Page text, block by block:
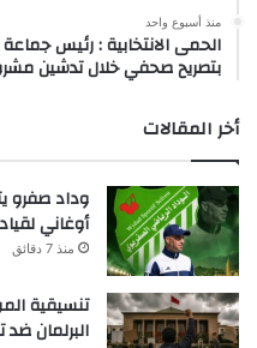
منذ أسبوع واحد
الحمى الانتخابية : رئيس
بتصريح صحفي خلال تدشين
أخر المقالات
وداد صفرو
أوغاني
منذ 7 دقائق
تنسيقية
البرلمان